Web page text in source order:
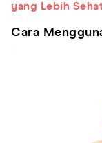
yang Lebih
Cara